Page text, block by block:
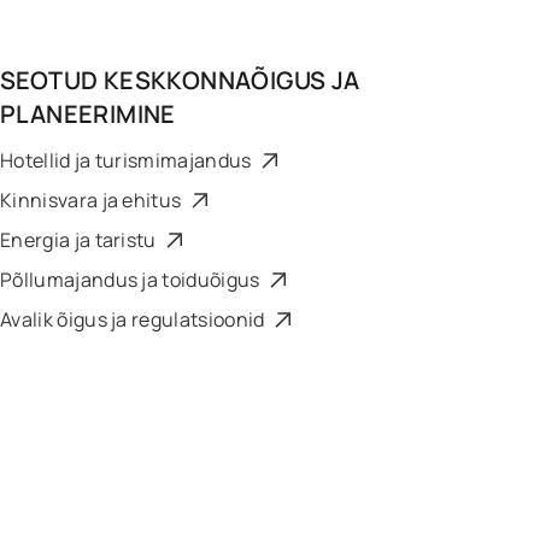
SEOTUD KESKKONNAÕIGUS JA
PLANEERIMINE
Hotellid ja turismimajandus
Kinnisvara ja ehitus
Energia ja taristu
Põllumajandus ja toiduõigus
Avalik õigus ja regulatsioonid